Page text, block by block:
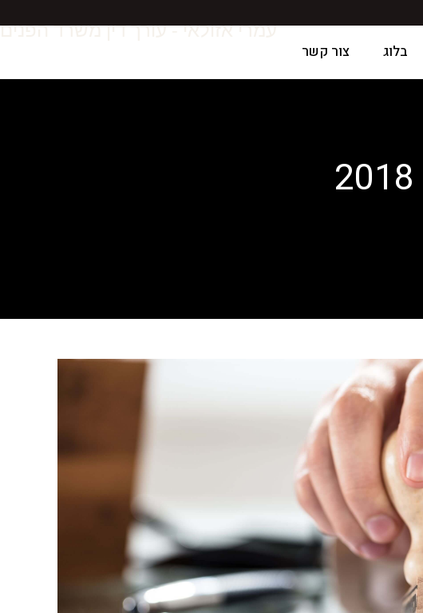
עמרי אזולאי - עורך דין משרד הפנים
בלוג צור קשר